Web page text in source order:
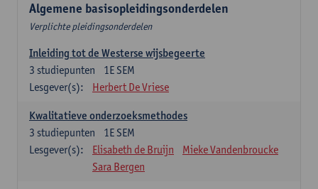
Algemene basisopleidingsonderdelen
Verplichte pleidingsonderdelen
Inleiding tot de Westerse wijsbegeerte
1E SEM
3 studiepunten
Lesgever(s):
Herbert De Vriese
Kwalitatieve onderzoeksmethodes
1E SEM
3 studiepunten
Lesgever(s):
Elisabeth de Bruijn
Mieke Vandenbroucke
Sara Bergen